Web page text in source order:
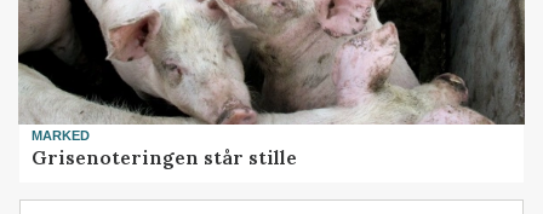
MARKED
Grisenoteringen står stille